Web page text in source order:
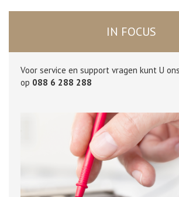
IN FOCUS
Voor service en support vragen kunt U
op 088 6 288 288